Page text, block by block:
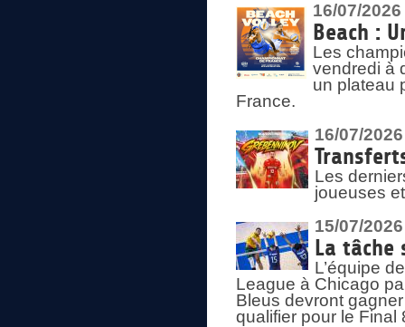
16/07/2026
Beach :
Les
vendredi à
un plateau
France.
16/07/2026
Les
joueuses
15/07/2026
La tâche
L’équipe
League à Chicago
Bleus devront
qualifier pour le Final